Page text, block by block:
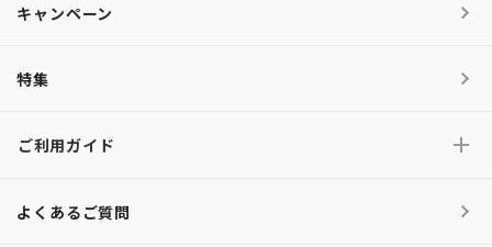
キャンペーン
特集
ご利用ガイド
よくあるご質問